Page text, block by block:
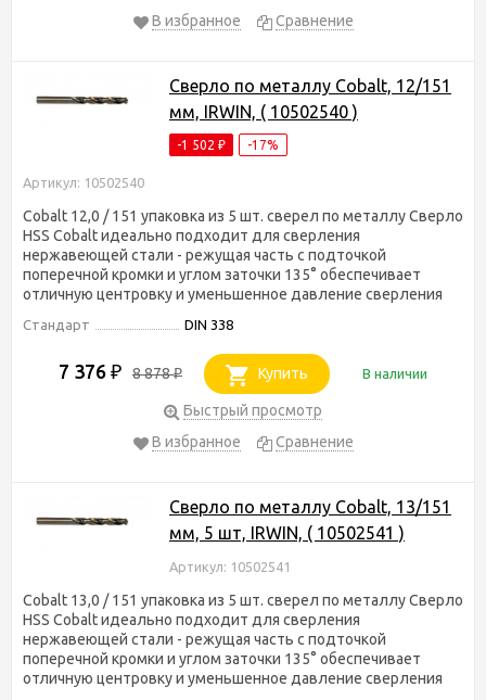
В избранное
Сравнение
Сверло по металлу Cobalt, 12/151
мм, IRWIN, ( 10502540 )
-1 502 ₽ -17%
Артикул: 10502540
Cobalt 12,0 / 151 упаковка из 5 шт. сверел по металлу Сверло
HSS Cobalt идеально подходит для сверления
нержавеющей стали - режущая часть с подточкой
поперечной кромки и углом заточки 135° обеспечивает
отличную центровку и уменьшенное давление сверления
Стандарт DIN 338
7 376 ₽ 8 878₽ Купить В наличии
Быстрый просмотр
В избранное
Сравнение
Сверло по металлу Cobalt, 13/151
мм, 5 шт, IRWIN, ( 10502541 )
Артикул: 10502541
Cobalt 13,0 / 151 упаковка из 5 шт. сверел по металлу Сверло
HSS Cobalt идеально подходит для сверления
нержавеющей стали - режущая часть с подточкой
поперечной кромки и углом заточки 135° обеспечивает
отличную центровку и уменьшенное давление сверления